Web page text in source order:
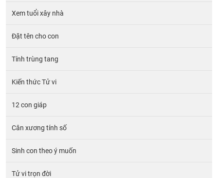
Xem tuổi xây nhà
Đặt tên cho con
Tính trùng tang
Kiến thức Tử vi
12 con giáp
Cân xương tính số
Sinh con theo ý muốn
Tử vi trọn đời